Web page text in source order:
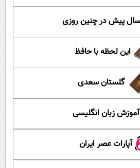
این لحظه با حافظ
گلستان سعدی
آموزش زبان انگلیسی
آپارات عصر ایران